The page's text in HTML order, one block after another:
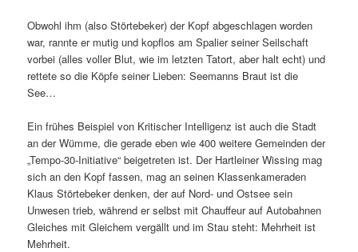
Obwohl ihm (also Störtebeker) der Kopf abgeschlagen worden
war, rannte er mutig und kopflos am Spalier seiner Seilschaft
vorbei (alles voller Blut, wie im letzten Tatort, aber halt echt) und
rettete so die Köpfe seiner Lieben: Seemanns Braut ist die
See…
Ein frühes Beispiel von Kritischer Intelligenz ist auch die Stadt
an der Wümme, die gerade eben wie 400 weitere Gemeinden der
„Tempo-30-Initiative“ beigetreten ist. Der Hartleiner Wissing mag
sich an den Kopf fassen, mag an seinen Klassenkameraden
Klaus Störtebeker denken, der auf Nord- und Ostsee sein
Unwesen trieb, während er selbst mit Chauffeur auf Autobahnen
Gleiches mit Gleichem vergällt und im Stau steht: Mehrheit ist
Mehrheit.